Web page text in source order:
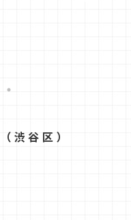
（渋谷区）